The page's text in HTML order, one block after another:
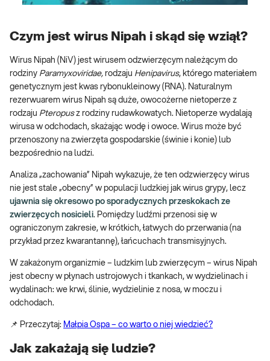
Czym jest wirus Nipah i skąd się wziął?
Wirus Nipah (NiV) jest wirusem odzwierzęcym należącym do
rodziny Paramyxoviridae, rodzaju Henipavirus, którego materiałem
genetycznym jest kwas rybonukleinowy (RNA). Naturalnym
rezerwuarem wirus Nipah są duże, owocożerne nietoperze z
rodzaju Pteropusz rodziny rudawkowatych. Nietoperze wydalają
wirusa w odchodach, skażając wodę i owoce. Wirus może być
przenoszony na zwierzęta gospodarskie (świnie i konie) lub
bezpośrednio na ludzi.
Analiza „zachowania” Nipah wykazuje, że ten odzwierzęcy wirus
nie jest stale „obecny” w populacji ludzkiej jak wirus grypy, lecz
ujawnia się okresowo po sporadycznych przeskokach ze
zwierzęcych nosicieli. Pomiędzy ludźmi przenosi się w
ograniczonym zakresie, w krótkich, łatwych do przerwania (na
przykład przez kwarantannę), łańcuchach transmisyjnych.
W zakażonym organizmie – ludzkim lub zwierzęcym – wirus Nipah
jest obecny w płynach ustrojowych i tkankach, w wydzielinach i
wydalinach: we krwi, ślinie, wydzielinie z nosa, w moczu i
odchodach.
📌 Przeczytaj: Małpia Ospa – co warto o niej wiedzieć?
Jak zakażają się ludzie?